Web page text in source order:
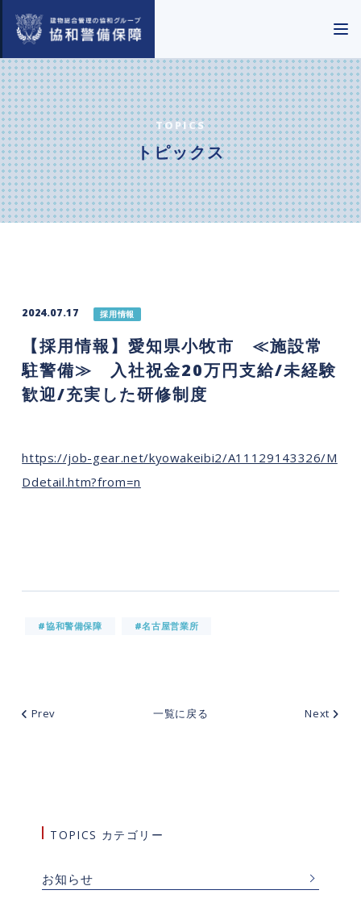
TOPICS
トピックス
TOPICS カテゴリー
お知らせ
2024.07.17 採用情報
【採用情報】愛知県小牧市 ≪施設常
駐警備≫ 入社祝金20万円支給/未経験
歓迎/充実した研修制度
https://job-gear.net/kyowakeibi2/A11129143326/M
Ddetail.htm?from=n
#協和警備保障 #名古屋営業所
Prev 一覧に戻る Next